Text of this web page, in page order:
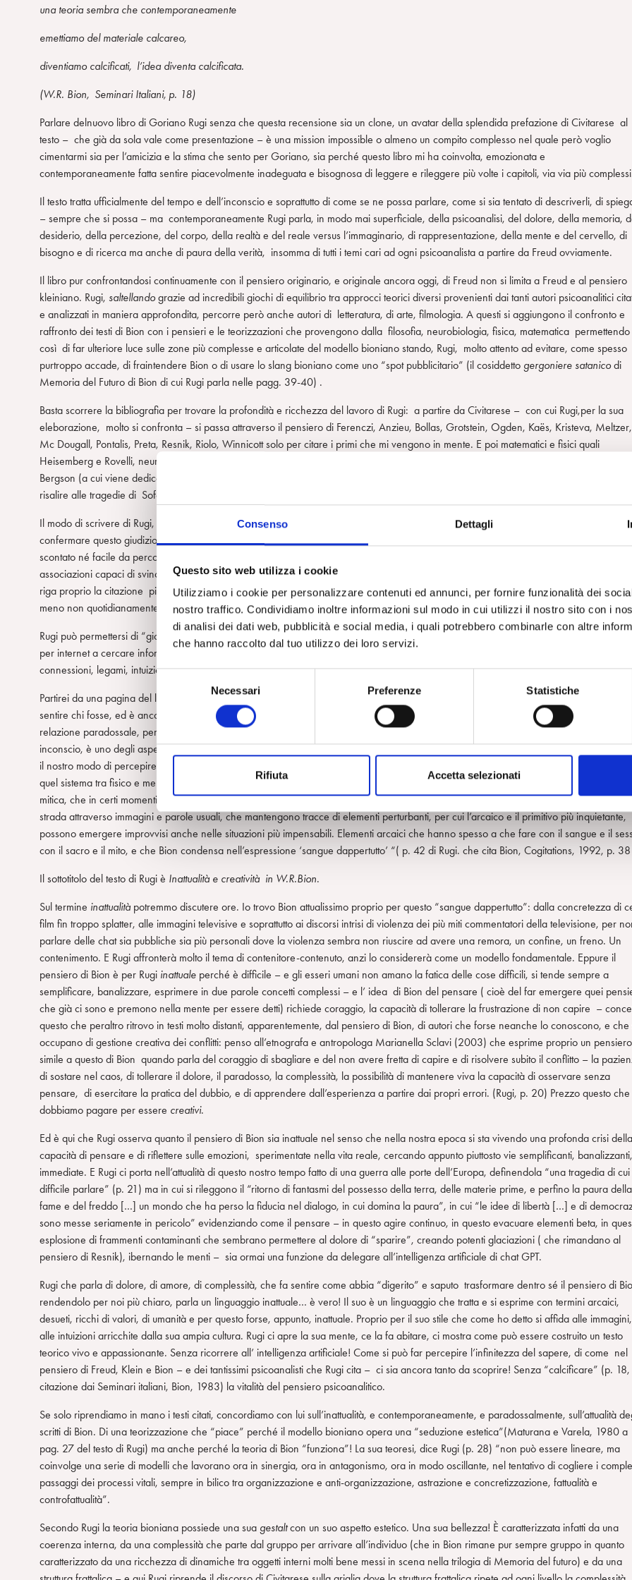
Consenso Dettagli
Questo sito web utilizza i cookie
Utilizziamo i cookie per personalizzare contenuti ed annunci, per fornire funzionalità dei
nostro traffico. Condividiamo inoltre informazioni sul modo in cui utilizzi il nostro sito con i
di analisi dei dati web, pubblicità e social media, i quali potrebbero combinarle con altre
che hanno raccolto dal tuo utilizzo dei loro servizi.
S
e
z
n
e
d
e
c
n
s
e
n
s
o
Necessari Preferenze Statistiche
Rifiuta Accetta selezionati
una teoria sembra che contemporaneamente
emettiamo del materiale calcareo,
diventiamo calcificati, l’idea diventa calcificata.
(W.R. Bion, Seminari Italiani, p. 18)
Parlare delnuovo libro di Goriano Rugi senza che questa recensione sia un clone, un avatar della splendida prefazione di Civitarese al
testo – che già da sola vale come presentazione – è una mission impossible o almeno un compito complesso nel quale però voglio
cimentarmi sia per l’amicizia e la stima che sento per Goriano, sia perché questo libro mi ha coinvolta, emozionata e
contemporaneamente fatta sentire piacevolmente inadeguata e bisognosa di leggere e rileggere più volte i capitoli, via via più
Il testo tratta ufficialmente del tempo e dell’inconscio e soprattutto di come se ne possa parlare, come si sia tentato di descriverli, di
– sempre che si possa – ma contemporaneamente Rugi parla, in modo mai superficiale, della psicoanalisi, del dolore, della memoria,
desiderio, della percezione, del corpo, della realtà e del reale versus l’immaginario, di rappresentazione, della mente e del cervello, di
bisogno e di ricerca ma anche di paura della verità, insomma di tutti i temi cari ad ogni psicoanalista a partire da Freud ovviamente.
Il libro pur confrontandosi continuamente con il pensiero originario, e originale ancora oggi, di Freud non si limita a Freud e al pensiero
kleiniano. Rugi, saltellandograzie ad incredibili giochi di equilibrio tra approcci teorici diversi provenienti dai tanti autori psicoanalitici
e analizzati in maniera approfondita, percorre però anche autori di letteratura, di arte, filmologia. A questi si aggiungono il confronto e
raffronto dei testi di Bion con i pensieri e le teorizzazioni che provengono dalla filosofia, neurobiologia, fisica, matematica permettendo
così di far ulteriore luce sulle zone più complesse e articolate del modello bioniano stando, Rugi, molto attento ad evitare, come spesso
purtroppo accade, di fraintendere Bion o di usare lo slang bioniano come uno “spot pubblicitario” (il cosiddetto gergoniere satanicodi
Memoria del Futuro di Bion di cui Rugi parla nelle pagg. 39-40) .
Basta scorrere la bibliografia per trovare la profondità e ricchezza del lavoro di Rugi: a partire da Civitarese – con cui Rugi,per la sua
eleborazione, molto si confronta – si passa attraverso il pensiero di Ferenczi, Anzieu, Bollas, Grotstein, Ogden, Kaës, Kristeva, Meltzer,
Mc Dougall, Pontalis, Preta, Resnik, Riolo, Winnicott solo per citare i primi che mi vengono in mente. E poi matematici e fisici quali
Heisemberg e Rovelli, neuroscienziati come Libet, Lotto, sistemici relazionali come Bateson, filosofi da Heidegger a Žižek, da Kant,
Bergson (a cui viene dedicata una intera parte), Wittgenstein fino a Morin, e poi poeti come Rilke per giungere a Sant’Agostino fino a
risalire alle tragedie di Sofocle, Euripide…
Il modo di scrivere di Rugi, che viene definito nella prefazione da Civitarese “chiaro e scorrevole” (p.9) – e personalmente mi sento
confermare questo giudizio in quanto trattare di Bion non garantisce la chiarezza e la scorrevolezza: il suo pensiero infatti non è mai
scontato né facile da percorrere – a me appare molto simile ad un pensiero che si esprime attraverso libere associazioni. Libere
associazioni capaci di svincolarsi da elementi beta sempre pronti all’attacco e appunto veramente libere di trovare ed esprimere in ogni
riga proprio la citazione più appropriata, particolare, adatta, senza remore di transitare in regioni non necessariamente frequentate,
meno non quotidianamente, da noi psicoanalisti.
Rugi può permettersi di “giocare” con il lettore stimolandolo a chiedersi chi sia questo o quell’ autore citato (confesso di aver
per internet a cercare informazioni), oppure a riconoscersi in pensieri nel tempo già esplorati con il piacere di trovare sempre nuove
connessioni, legami, intuizioni.
Partirei da una pagina del libro che mi è sembrata una delle più significative, insieme teorica ma anche molto pratica, molto capace di
sentire chi fosse, ed è ancora, Bion. “Conscio e inconscio sono cioè come due superfici che tendono a scivolare l’una nell’altra, in una
relazione paradossale, per cui ciò che è interno diventa esterno e viceversa. […] per cui il conscio è anche espressione del pensiero
inconscio, è uno degli aspetti più rivoluzionari della teoria di Bion, l’aspetto che forse più sovverte le nostre certezze. Esso ci fa capire
il nostro modo di percepire la realtà è sempre condizionato da una visione inconscia, che pesca non solo nel nostro passato, ma anche
quel sistema tra fisico e mentale, che Bion chiama proto-mentale, in cui l’individuo affonda in una dimensione gruppale arcaica, e perfino
mitica, che in certi momenti può irrompere nel nostro agire e nei nostri comportamenti individuali e di gruppo. E questo tumulto può farsi
strada attraverso immagini e parole usuali, che mantengono tracce di elementi perturbanti, per cui l’arcaico e il primitivo più inquietante,
possono emergere improvvisi anche nelle situazioni più impensabili. Elementi arcaici che hanno spesso a che fare con il sangue e il
con il sacro e il mito, e che Bion condensa nell’espressione ‘sangue dappertutto’ “( p. 42 di Rugi. che cita Bion, Cogitations, 1992, p.
Il sottotitolo del testo di Rugi è Inattualità e creatività in W.R.Bion.
Sul termine inattualitàpotremmo discutere ore. Io trovo Bion attualissimo proprio per questo “sangue dappertutto”: dalla concretezza di
film fin troppo splatter, alle immagini televisive e soprattutto ai discorsi intrisi di violenza dei più miti commentatori della televisione, per
parlare delle chat sia pubbliche sia più personali dove la violenza sembra non riuscire ad avere una remora, un confine, un freno. Un
contenimento. E Rugi affronterà molto il tema di contenitore-contenuto, anzi lo considererà come un modello fondamentale. Eppure il
pensiero di Bion è per Rugi inattuale perché è difficile – e gli esseri umani non amano la fatica delle cose difficili, si tende sempre a
semplificare, banalizzare, esprimere in due parole concetti complessi – e l’ idea di Bion del pensare ( cioè del far emergere quei
che già ci sono e premono nella mente per essere detti) richiede coraggio, la capacità di tollerare la frustrazione di non capire –
questo che peraltro ritrovo in testi molto distanti, apparentemente, dal pensiero di Bion, di autori che forse neanche lo conoscono, e che
occupano di gestione creativa dei conflitti: penso all’etnografa e antropologa Marianella Sclavi (2003) che esprime proprio un pensiero
simile a questo di Bion quando parla del coraggio di sbagliare e del non avere fretta di capire e di risolvere subito il conflitto – la
di sostare nel caos, di tollerare il dolore, il paradosso, la complessità, la possibilità di mantenere viva la capacità di osservare senza
pensare, di esercitare la pratica del dubbio, e di apprendere dall’esperienza a partire dai propri errori. (Rugi, p. 20) Prezzo questo che
dobbiamo pagare per essere creativi.
Ed è qui che Rugi osserva quanto il pensiero di Bion sia inattuale nel senso che nella nostra epoca si sta vivendo una profonda crisi della
capacità di pensare e di riflettere sulle emozioni, sperimentate nella vita reale, cercando appunto piuttosto vie semplificanti, banalizzanti,
immediate. E Rugi ci porta nell’attualità di questo nostro tempo fatto di una guerra alle porte dell’Europa, definendola “una tragedia di cui
difficile parlare” (p. 21) ma in cui si rileggono il “ritorno di fantasmi del possesso della terra, delle materie prime, e perfino la paura della
fame e del freddo […] un mondo che ha perso la fiducia nel dialogo, in cui domina la paura”, in cui “le idee di libertà […] e di
sono messe seriamente in pericolo” evidenziando come il pensare – in questo agire continuo, in questo evacuare elementi beta, in
esplosione di frammenti contaminanti che sembrano permettere al dolore di “sparire”, creando potenti glaciazioni ( che rimandano al
pensiero di Resnik), ibernando le menti – sia ormai una funzione da delegare all’intelligenza artificiale di chat GPT.
Rugi che parla di dolore, di amore, di complessità, che fa sentire come abbia “digerito” e saputo trasformare dentro sé il pensiero di
rendendolo per noi più chiaro, parla un linguaggio inattuale… è vero! Il suo è un linguaggio che tratta e si esprime con termini arcaici,
desueti, ricchi di valori, di umanità e per questo forse, appunto, inattuale. Proprio per il suo stile che come ho detto si affida alle immagini,
alle intuizioni arricchite dalla sua ampia cultura. Rugi ci apre la sua mente, ce la fa abitare, ci mostra come può essere costruito un testo
teorico vivo e appassionante. Senza ricorrere all’ intelligenza artificiale! Come si può far percepire l’infinitezza del sapere, di come nel
pensiero di Freud, Klein e Bion – e dei tantissimi psicoanalisti che Rugi cita – ci sia ancora tanto da scoprire! Senza “calcificare” (p. 18,
citazione dai Seminari italiani, Bion, 1983) la vitalità del pensiero psicoanalitico.
Se solo riprendiamo in mano i testi citati, concordiamo con lui sull’inattualità, e contemporaneamente, e paradossalmente, sull’attualità
scritti di Bion. Di una teorizzazione che “piace” perché il modello bioniano opera una “seduzione estetica”(Maturana e Varela, 1980 a
pag. 27 del testo di Rugi) ma anche perché la teoria di Bion “funziona”! La sua teoresi, dice Rugi (p. 28) “non può essere lineare, ma
coinvolge una serie di modelli che lavorano ora in sinergia, ora in antagonismo, ora in modo oscillante, nel tentativo di cogliere i
passaggi dei processi vitali, sempre in bilico tra organizzazione e anti-organizzazione, astrazione e concretizzazione, fattualità e
controfattualità”.
Secondo Rugi la teoria bioniana possiede una sua gestaltcon un suo aspetto estetico. Una sua bellezza! È caratterizzata infatti da una
coerenza interna, da una complessità che parte dal gruppo per arrivare all’individuo (che in Bion rimane pur sempre gruppo in quanto
caratterizzato da una ricchezza di dinamiche tra oggetti interni molti bene messi in scena nella trilogia di Memoria del futuro) e da una